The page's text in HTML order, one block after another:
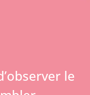
le